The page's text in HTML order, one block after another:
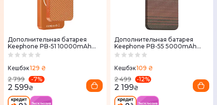
Дополнительная батарея
Keephone PB-51 10000mAh
Orange Coral Twil
Кешбэк129 ₴
2 799
-7%
2 599₴
Дополнительная батарея
Keephone PB-55 5000mAh
Sunset
Кешбэк109 ₴
2 499
-12%
2 199₴